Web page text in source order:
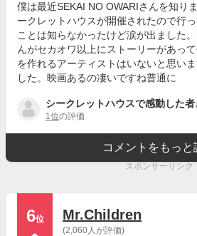
僕は最近SEKAI NO OWARIさんを知り
ークレットハウスが開催されたので行
ことは知らなかったけど涙が出ました
んがセカオワ以上にストーリーがあっ
を作れるアーティストはいないと思い
した。映画あるの凄いですね普通に
シークレットハウスで感動した者
1位の評価
コメントをもっと
スポンサーリンク
6位 Mr.Children
(2,060人が評価)